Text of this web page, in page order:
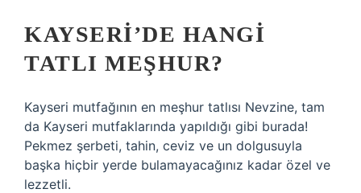
KAYSERI’DE HANGI
TATLI MEŞHUR?
Kayseri mutfağının en meşhur tatlısı Nevzine, tam
da Kayseri mutfaklarında yapıldığı gibi burada!
Pekmez şerbeti, tahin, ceviz ve un dolgusuyla
başka hiçbir yerde bulamayacağınız kadar özel ve
lezzetli.